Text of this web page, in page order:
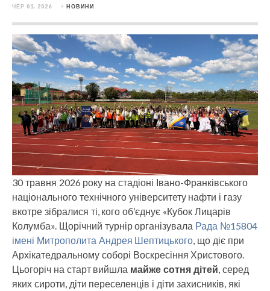
ЧЕР 01, 2026 > НОВИНИ
30 травня 2026 року на стадіоні Івано-Франківського
національного технічного університету нафти і газу
вкотре зібралися ті, кого об’єднує «Кубок Лицарів
Колумба». Щорічний турнір організувала Рада №15804
імені Митрополита Андрея Шептицького , що діє при
Архікатедральному соборі Воскресіння Христового.
Цьогоріч на старт вийшла майже сотня дітей , серед
яких сироти, діти переселенців і діти захисників, які